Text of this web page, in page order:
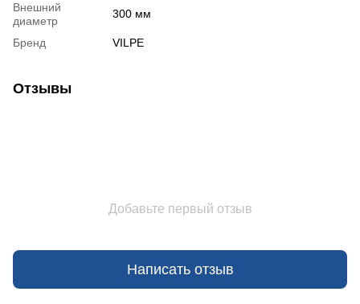
Внешний
диаметр
300 мм
Бренд VILPE
Отзывы
Добавьте первый отзыв
Написать отзыв